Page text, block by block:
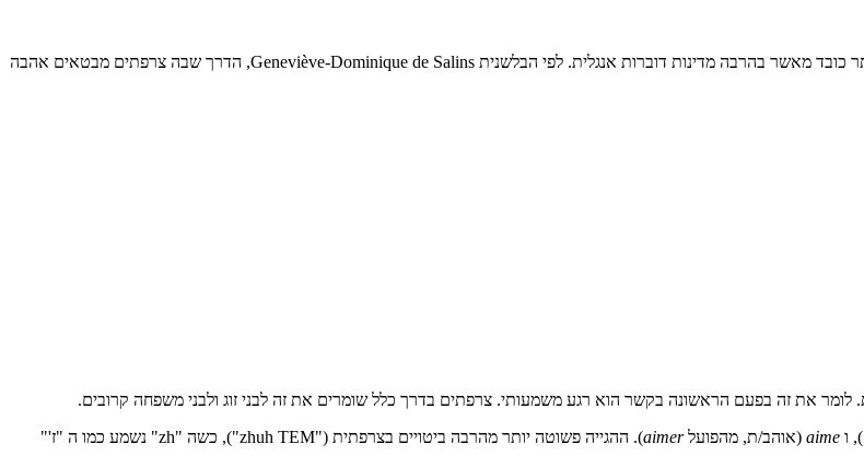
אלה הביטויים המרכזיים ששומרים לבני זוג. בתרבות הצרפתית, הצהרות רומנטיות נושאות יותר כובד מאשר בהרבה מדינות דוברות אנגלית. לפי הבלשנית Geneviève-Dominique de Salins, הדרך שבה צרפתים מבטאים אהבה
את זה בפעם הראשונה בקשר הוא רגע משמעותי. צרפתים בדרך כלל שומרים את זה לבני זוג ולבני משפחה קרובים.
), ו aime (אוהב/ת, מהפועלaimer
). ההגייה פשוטה יותר מהרבה ביטויים בצרפתית ("zhuh TEM"), כשה "zh" נשמע כמו ה "ז'"